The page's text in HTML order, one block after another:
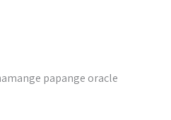
papange oracle